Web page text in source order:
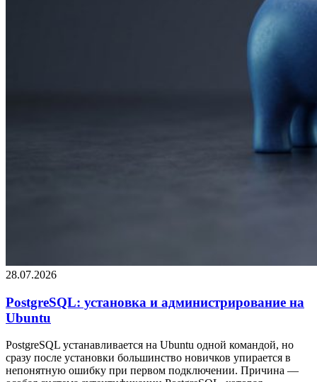
28.07.2026
PostgreSQL: установка и администрирование на
Ubuntu
PostgreSQL устанавливается на Ubuntu одной командой, но
сразу после установки большинство новичков упирается в
непонятную ошибку при первом подключении. Причина —